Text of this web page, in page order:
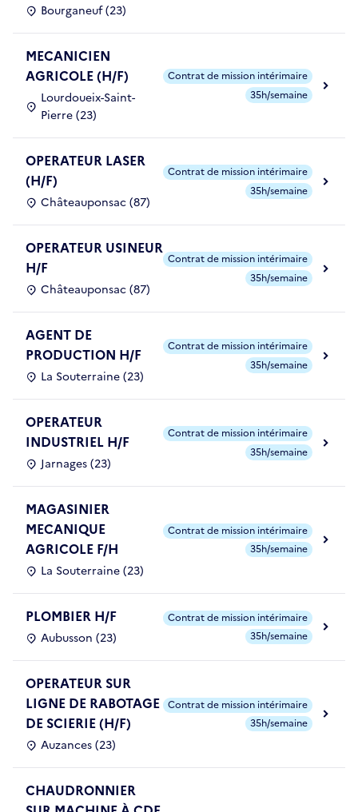
Bourganeuf (23)
MECANICIEN
AGRICOLE (H/F)
Lourdoueix-Saint-
Pierre (23)
Contrat de mission intérimaire
35h/semaine
OPERATEUR LASER
(H/F)
Châteauponsac (87)
Contrat de mission intérimaire
35h/semaine
OPERATEUR USINEUR
H/F
Châteauponsac (87)
Contrat de mission intérimaire
35h/semaine
AGENT DE
PRODUCTION H/F
La Souterraine (23)
Contrat de mission intérimaire
35h/semaine
OPERATEUR
INDUSTRIEL H/F
Jarnages (23)
Contrat de mission intérimaire
35h/semaine
MAGASINIER
MECANIQUE
AGRICOLE F/H
La Souterraine (23)
Contrat de mission intérimaire
35h/semaine
PLOMBIER H/F
Aubusson (23)
Contrat de mission intérimaire
35h/semaine
OPERATEUR SUR
LIGNE DE RABOTAGE
DE SCIERIE (H/F)
Auzances (23)
Contrat de mission intérimaire
35h/semaine
CHAUDRONNIER